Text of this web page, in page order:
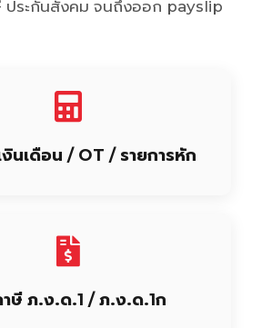
ประกันสังคม จนถึงออก payslip
นเดือน / OT / รายการหัก
ษี ภ.ง.ด.1 / ภ.ง.ด.1ก